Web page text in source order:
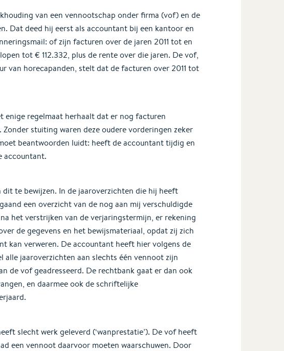
van een vennootschap onder firma (vof) en de
Dat deed hij eerst als accountant bij een kantoor en
of zijn facturen over de jaren 2011 tot en
tot € 112.332, plus de rente over die jaren. De vof,
van horecapanden, stelt dat de facturen over 2011 tot
regelmaat herhaalt dat er nog facturen
stuiting waren deze oudere vorderingen zeker
beantwoorden luidt: heeft de accountant tijdig en
accountant.
te bewijzen. In de jaaroverzichten die hij heeft
een overzicht van de nog aan mij verschuldigde
het verstrijken van de verjaringstermijn, er rekening
de gegevens en het bewijsmateriaal, opdat zij zich
kan verweren. De accountant heeft hier volgens de
alle jaaroverzichten aan slechts één vennoot zijn
de vof geadresseerd. De rechtbank gaat er dan ook
en daarmee ook de schriftelijke
slecht werk geleverd (‘wanprestatie’). De vof heeft
een vennoot daarvoor moeten waarschuwen. Door